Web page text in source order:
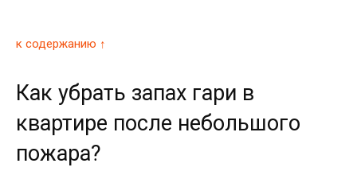
к содержанию ↑
Как убрать запах гари в
квартире после небольшого
пожара?